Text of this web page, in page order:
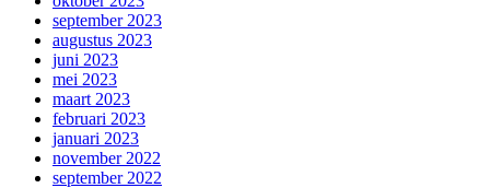
september 2023
augustus 2023
juni 2023
mei 2023
maart 2023
februari 2023
januari 2023
november 2022
september 2022